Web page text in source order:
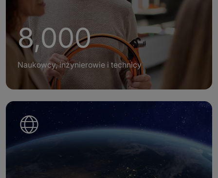
8,000
Naukowcy, inżynierowie i technicy